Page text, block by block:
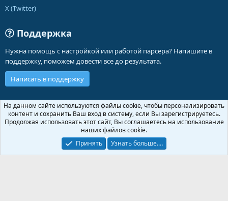
X (Twitter)
Поддержка
Нужна помощь с настройкой или работой парсера? Напишите в
поддержку, поможем довести все до результата.
Написать в поддержку
Russian (RU)
Обратная связь
Условия и правила
Политика конфиденциальности
Помощь
Community platform by XenForo ® © 2010-2026 XenForo Ltd.
На данном сайте используются файлы cookie, чтобы персонализировать
контент и сохранить Ваш вход в систему, если Вы зарегистрируетесь.
Продолжая использовать этот сайт, Вы соглашаетесь на использование
наших файлов cookie.
Принять
Узнать больше.…